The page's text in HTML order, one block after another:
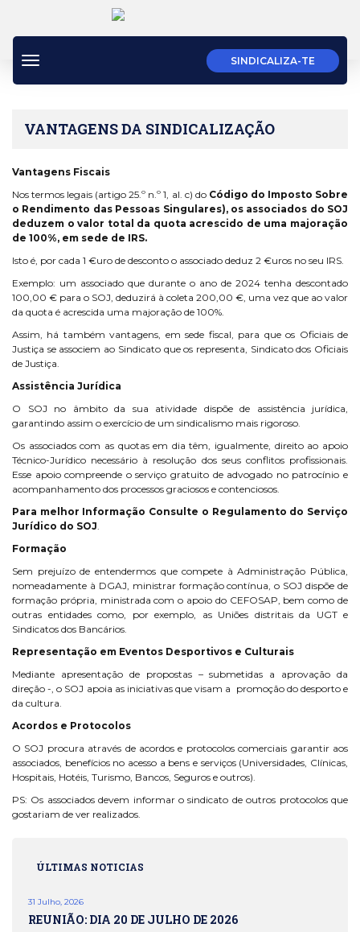
Toggle
SINDICALIZA-TE
VANTAGENS DA SINDICALIZAÇÃO
Vantagens Fiscais
Nos termos legais (artigo 25.º n.º 1, al. c) do Código do Imposto Sobre
o Rendimento das Pessoas Singulares), os associados do SOJ
deduzem o valor total da quota acrescido de uma majoração
de 100%, em sede de IRS.
Isto é, por cada 1 €uro de desconto o associado deduz 2 €uros no seu IRS.
Exemplo: um associado que durante o ano de 2024 tenha descontado
100,00 € para o SOJ, deduzirá à coleta 200,00 €, uma vez que ao valor
da quota é acrescida uma majoração de 100%.
Assim, há também vantagens, em sede fiscal, para que os Oficiais de
Justiça se associem ao Sindicato que os representa, Sindicato dos Oficiais
de Justiça.
Assistência Jurídica
O SOJ no âmbito da sua atividade dispõe de assistência jurídica,
garantindo assim o exercício de um sindicalismo mais rigoroso.
Os associados com as quotas em dia têm, igualmente, direito ao apoio
Técnico-Jurídico necessário à resolução dos seus conflitos profissionais.
Esse apoio compreende o serviço gratuito de advogado no patrocínio e
acompanhamento dos processos graciosos e contenciosos.
Para melhor Informação Consulte o Regulamento do Serviço
Jurídico do SOJ.
Formação
Sem prejuízo de entendermos que compete à Administração Pública,
nomeadamente à DGAJ, ministrar formação contínua, o SOJ dispõe de
formação própria, ministrada com o apoio do CEFOSAP, bem como de
outras entidades como, por exemplo, as Uniões distritais da UGT e
Sindicatos dos Bancários.
Representação em Eventos Desportivos e Culturais
Mediante apresentação de propostas – submetidas a aprovação da
direção -, o SOJ apoia as iniciativas que visam a promoção do desporto e
da cultura.
Acordos e Protocolos
O SOJ procura através de acordos e protocolos comerciais garantir aos
associados, benefícios no acesso a bens e serviços (Universidades, Clínicas,
Hospitais, Hotéis, Turismo, Bancos, Seguros e outros).
PS: Os associados devem informar o sindicato de outros protocolos que
gostariam de ver realizados.
ÚLTIMAS NOTICIAS
31 Julho, 2026
REUNIÃO: DIA 20 DE JULHO DE 2026